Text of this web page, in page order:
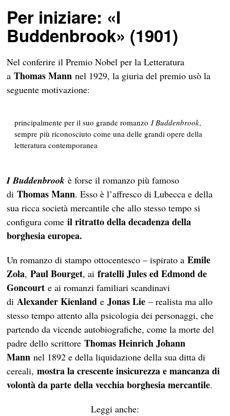
Per iniziare: «I
Buddenbrook» (1901)
Nel conferire il Premio Nobel per la Letteratura
aThomas Mann nel 1929, la giuria del premio usò la
seguente motivazione:
principalmente per il suo grande romanzo I Buddenbrook,
sempre più riconosciuto come una delle grandi opere della
letteratura contemporanea
I Buddenbrookè forse il romanzo più famoso
diThomas Mann. Esso è l’affresco di Lubecca e della
sua ricca società mercantile che allo stesso tempo si
configura comeil ritratto della decadenza della
borghesia europea.
Un romanzo di stampo ottocentesco – ispirato aEmile
Zola,Paul Bourget, aifratelli Jules ed Edmond de
Goncourt e ai romanzi familiari scandinavi
diAlexander Kienland eJonas Lie – realista ma allo
stesso tempo attento alla psicologia dei personaggi, che
partendo da vicende autobiografiche, come la morte del
padre dello scrittoreThomas Heinrich Johann
Mann nel 1892 e della liquidazione della sua ditta di
cereali,mostra la crescente insicurezza e mancanza di
volontà da parte della vecchia borghesia mercantile.
Leggi anche: